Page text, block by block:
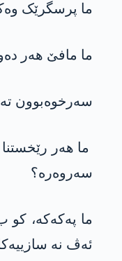
ما پرسگرێک
ما مافێ ھەر
سەرخوەبوون
ما ھەر
سەروەرە؟
ما پەکەکە، کو
ئەڤ نە